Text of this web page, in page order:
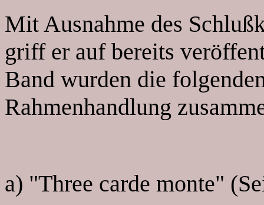
Mit Ausnahme des
griff er auf bereits
Band wurden die
Rahmenhandlung
a) "Three carde monte"